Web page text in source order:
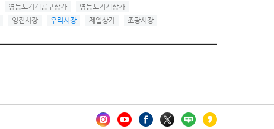
영등포기계공구상가
영등포기계상가
영진시장 우리시장 제일상가 조광시장